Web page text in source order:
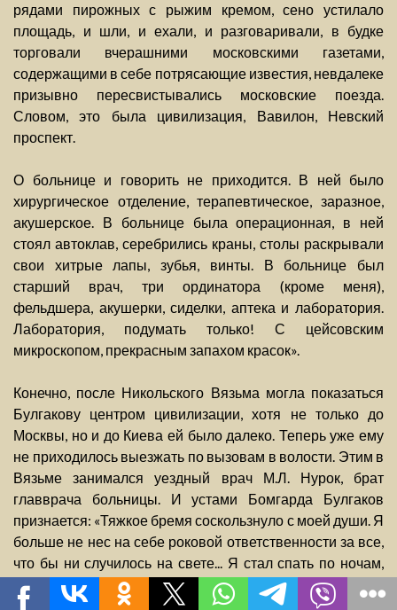
рядами пирожных с рыжим кремом, сено устилало
площадь, и шли, и ехали, и разговаривали, в будке
торговали вчерашними московскими газетами,
содержащими в себе потрясающие известия, невдалеке
призывно пересвистывались московские поезда.
Словом, это была цивилизация, Вавилон, Невский
проспект.
О больнице и говорить не приходится. В ней было
хирургическое отделение, терапевтическое, заразное,
акушерское. В больнице была операционная, в ней
стоял автоклав, серебрились краны, столы раскрывали
свои хитрые лапы, зубья, винты. В больнице был
старший врач, три ординатора (кроме меня),
фельдшера, акушерки, сиделки, аптека и лаборатория.
Лаборатория, подумать только! С цейсовским
микроскопом, прекрасным запахом красок».
Конечно, после Никольского Вязьма могла показаться
Булгакову центром цивилизации, хотя не только до
Москвы, но и до Киева ей было далеко. Теперь уже ему
не приходилось выезжать по вызовам в волости. Этим в
Вязьме занимался уездный врач М.Л. Нурок, брат
главврача больницы. И устами Бомгарда Булгаков
признается: «Тяжкое бремя соскользнуло с моей души. Я
больше не нес на себе роковой ответственности за все,
что бы ни случилось на свете... Я стал спать по ночам,
потому что не слышалось более под моими окнами
зловещего ночного стука, который мог поднять меня и